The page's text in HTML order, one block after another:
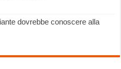
dovrebbe conoscere alla